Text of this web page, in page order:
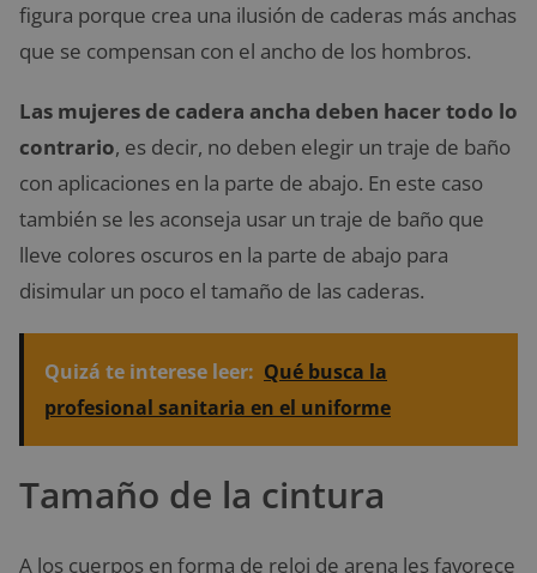
figura porque crea una ilusión de caderas más anchas
que se compensan con el ancho de los hombros.
Las mujeres de cadera ancha deben hacer todo lo
contrario, es decir, no deben elegir un traje de baño
con aplicaciones en la parte de abajo. En este caso
también se les aconseja usar un traje de baño que
lleve colores oscuros en la parte de abajo para
disimular un poco el tamaño de las caderas.
Quizá te interese leer: Qué busca la
profesional sanitaria en el uniforme
Tamaño de la cintura
A los cuerpos en forma de reloj de arena les favorece